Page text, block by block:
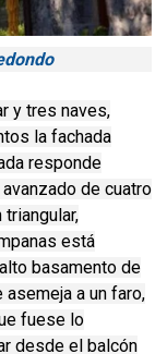
y tres naves,
la fachada
responde
de cuatro
está
basamento de
a un faro,
fuese lo
desde el balcón